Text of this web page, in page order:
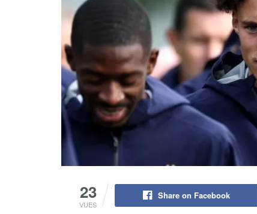
23
VUES
Share on Facebook